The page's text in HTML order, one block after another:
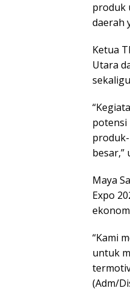
produk
daerah
Ketua
Utara
potensi
besar,”
Maya
Expo
“Kami
untuk
(Adm/